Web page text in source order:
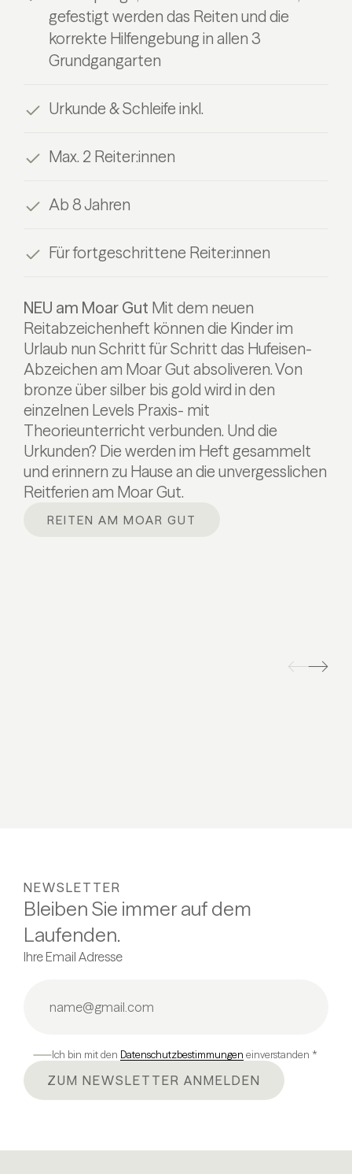
gefestigt werden das Reiten und die
korrekte Hilfengebung in allen 3
Grundgangarten
Urkunde & Schleife inkl.
Max. 2 Reiter:innen
Ab 8 Jahren
Für fortgeschrittene Reiter:innen
NEU am Moar Gut Mit dem neuen
Reitabzeichenheft können die Kinder im
Urlaub nun Schritt für Schritt das Hufeisen-
Abzeichen am Moar Gut absoliveren. Von
bronze über silber bis gold wird in den
einzelnen Levels Praxis- mit
Theorieunterricht verbunden. Und die
Urkunden? Die werden im Heft gesammelt
und erinnern zu Hause an die unvergesslichen
Reitferien am Moar Gut.
REITEN AM MOAR GUT
NEWSLETTER
Bleiben Sie immer auf dem
Laufenden.
Ihre Email Adresse
Ich bin mit den Datenschutzbestimmungen einverstanden *
ZUM NEWSLETTER ANMELDEN